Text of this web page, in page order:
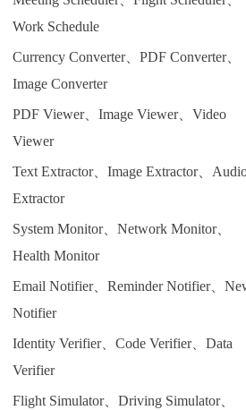
Work Schedule
Currency Converter、PDF Converter、
Image Converter
PDF Viewer、Image Viewer、Video
Viewer
Text Extractor、Image Extractor、
Extractor
System Monitor、Network Monitor、
Health Monitor
Email Notifier、Reminder Notifier、
Notifier
Identity Verifier、Code Verifier、Data
Verifier
Flight Simulator、Driving Simulator、